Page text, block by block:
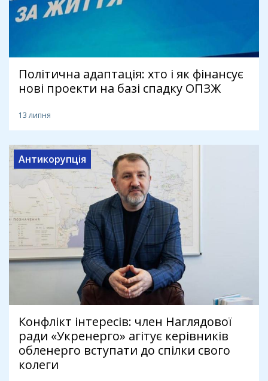
Політична адаптація: хто і як фінансує
нові проекти на базі спадку ОПЗЖ
13 липня
Антикорупція
Конфлікт інтересів: член Наглядової
ради «Укренерго» агітує керівників
обленерго вступати до спілки свого
колеги